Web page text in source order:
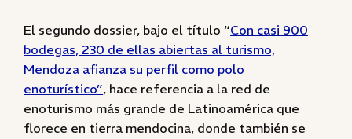
El segundo dossier, bajo el título “Con casi 900
bodegas, 230 de ellas abiertas al turismo,
Mendoza afianza su perfil como polo
enoturístico”, hace referencia a la red de
enoturismo más grande de Latinoamérica que
florece en tierra mendocina, donde también se